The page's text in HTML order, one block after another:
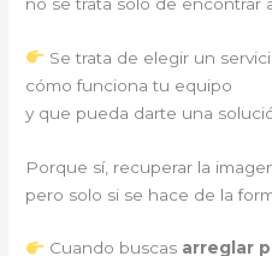
Se trata de elegir un
cómo funciona tu equipo
y que pueda darte una
Porque sí, recuperar la
pero solo si se hace de la
Cuando buscas arreglar